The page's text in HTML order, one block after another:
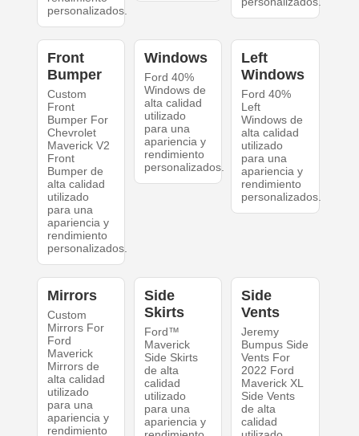
personalizados.
Front
Bumper
Custom
Front
Bumper For
Chevrolet
Maverick V2
Front
Bumper de
alta calidad
utilizado
para una
apariencia y
rendimiento
personalizados.
Windows
Ford 40%
Windows de
alta calidad
utilizado
para una
apariencia y
rendimiento
personalizados.
Left
Windows
Ford 40%
Left
Windows de
alta calidad
utilizado
para una
apariencia y
rendimiento
personalizados.
Mirrors
Custom
Mirrors For
Ford
Maverick
Mirrors de
alta calidad
utilizado
para una
apariencia y
rendimiento
Side
Skirts
Ford™
Maverick
Side Skirts
de alta
calidad
utilizado
para una
apariencia y
Side
Vents
Jeremy
Bumpus Side
Vents For
2022 Ford
Maverick XL
Side Vents
de alta
calidad